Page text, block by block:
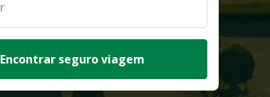
Encontrar seguro viagem